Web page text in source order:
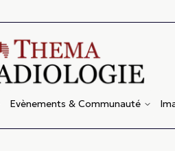
Evènements & Communauté